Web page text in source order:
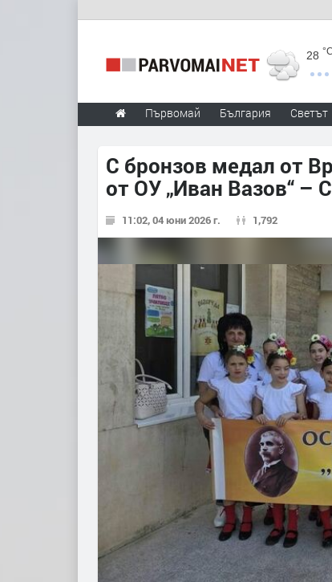
28 °C
Първомай България Светът
С бронзов медал от
от ОУ „Иван Вазов“ –
11:02, 04 юни 2026 г. 1,792